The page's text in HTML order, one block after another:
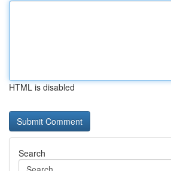
HTML is disabled
Search